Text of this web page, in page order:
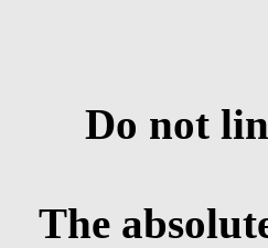
Do not
The